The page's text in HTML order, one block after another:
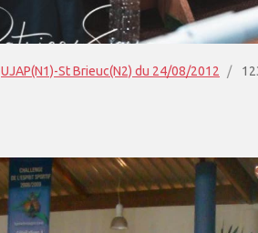
UJAP(N1)-St Brieuc(N2) du 24/08/2012